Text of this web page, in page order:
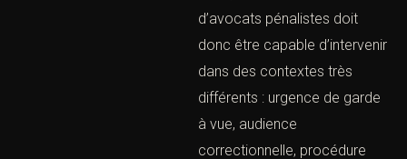
pénale importante :
commissariats, parquet,
tribunal judiciaire, tribunal
correctionnel, juge
d’instruction, juge des
libertés et de la détention,